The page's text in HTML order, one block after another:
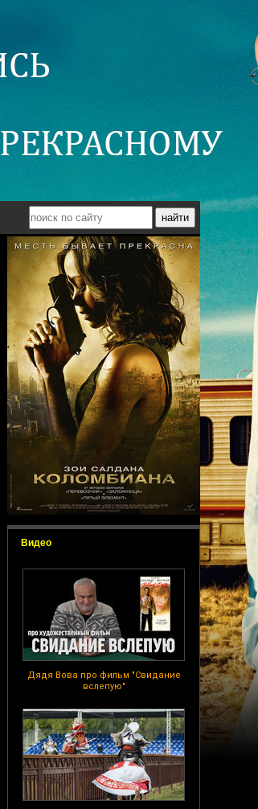
Видео
Дядя Вова про фильм "Свидание
вслепую"